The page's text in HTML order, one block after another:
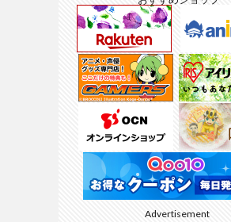
Advertisement